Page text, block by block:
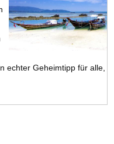
echter Geheimtipp für alle,